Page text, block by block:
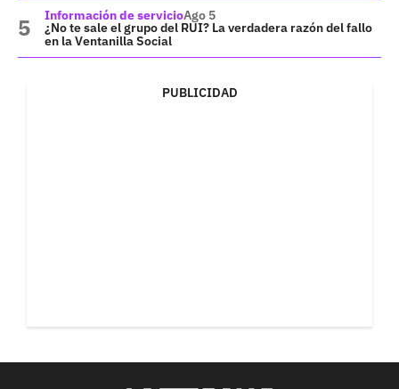
Información de servicioAgo 5
¿No te sale el grupo del RUI? La verdadera razón del fallo
en la Ventanilla Social
PUBLICIDAD